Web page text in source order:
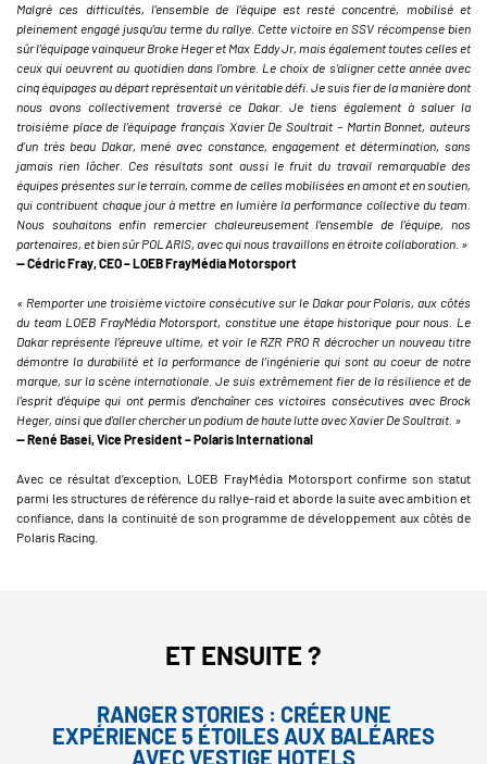
Malgré ces difficultés, l’ensemble de l’équipe est resté concentré, mobilisé et
pleinement engagé jusqu’au terme du rallye. Cette victoire en SSV récompense bien
sûr l’équipage vainqueur Broke Heger et Max Eddy Jr, mais également toutes celles et
ceux qui oeuvrent au quotidien dans l’ombre. Le choix de s’aligner cette année avec
cinq équipages au départ représentait un véritable défi. Je suis fier de la manière dont
nous avons collectivement traversé ce Dakar. Je tiens également à saluer la
troisième place de l’équipage français Xavier De Soultrait – Martin Bonnet, auteurs
d’un très beau Dakar, mené avec constance, engagement et détermination, sans
jamais rien lâcher. Ces résultats sont aussi le fruit du travail remarquable des
équipes présentes sur le terrain, comme de celles mobilisées en amont et en soutien,
qui contribuent chaque jour à mettre en lumière la performance collective du team.
Nous souhaitons enfin remercier chaleureusement l’ensemble de l’équipe, nos
partenaires, et bien sûr POLARIS, avec qui nous travaillons en étroite collaboration. »
— Cédric Fray, CEO – LOEB FrayMédia Motorsport
« Remporter une troisième victoire consécutive sur le Dakar pour Polaris, aux côtés
du team LOEB FrayMédia Motorsport, constitue une étape historique pour nous. Le
Dakar représente l’épreuve ultime, et voir le RZR PRO R décrocher un nouveau titre
démontre la durabilité et la performance de l’ingénierie qui sont au coeur de notre
marque, sur la scène internationale. Je suis extrêmement fier de la résilience et de
l’esprit d’équipe qui ont permis d’enchaîner ces victoires consécutives avec Brock
Heger, ainsi que d’aller chercher un podium de haute lutte avec Xavier De Soultrait. »
— René Basei, Vice President – Polaris International
Avec ce résultat d’exception, LOEB FrayMédia Motorsport confirme son statut
parmi les structures de référence du rallye-raid et aborde la suite avec ambition et
confiance, dans la continuité de son programme de développement aux côtés de
Polaris Racing.
ET ENSUITE ?
RANGER STORIES : CRÉER UNE
EXPÉRIENCE 5 ÉTOILES AUX BALÉARES
AVEC VESTIGE HOTELS